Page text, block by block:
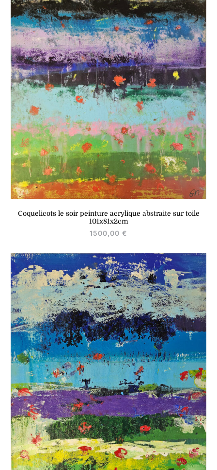
Coquelicots le soir peinture acrylique abstraite sur toile
101x81x2cm
1500,00 €